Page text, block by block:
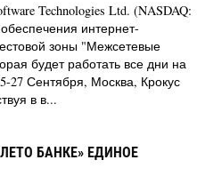
Technologies Ltd. (NASDAQ:
интернет-
зоны "Межсетевые
будет работать все дни на
27 Сентября, Москва, Крокус
в в...
БАНКЕ» ЕДИНОЕ